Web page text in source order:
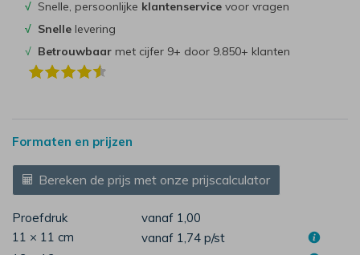
√ Snelle, persoonlijke klantenservice voor vragen
√ Snelle levering
√ Betrouwbaar met cijfer 9+ door 9.850+ klanten
Formaten en prijzen
Bereken de prijs met onze prijscalculator
Proefdruk
vanaf 1,00
11 × 11 cm
vanaf 1,74 p/st